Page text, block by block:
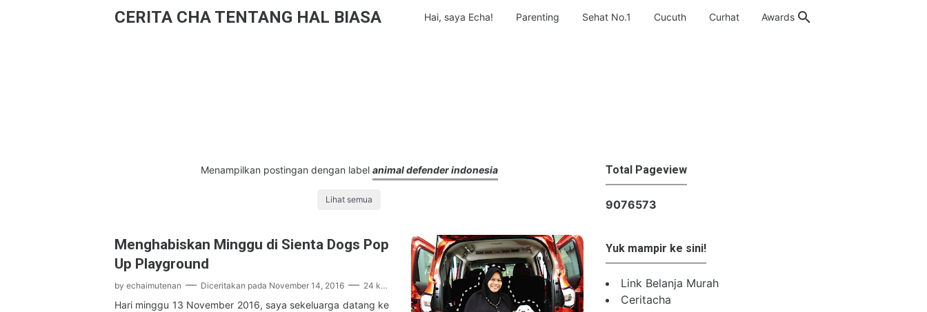
CERITA CHA TENTANG HAL BIASA Hai, saya Echa! Parenting Sehat No.1 Cucuth Curhat Awards
Menampilkan postingan dengan label animal defender indonesia
Lihat semua
Menghabiskan Minggu di Sienta Dogs Pop
Up Playground
by echaimutenan Diceritakan pada November 14, 2016 24 komentar
Hari minggu 13 November 2016, saya sekeluarga datang ke
Total Pageview
9076573
Yuk mampir ke sini!
Link Belanja Murah
Ceritacha